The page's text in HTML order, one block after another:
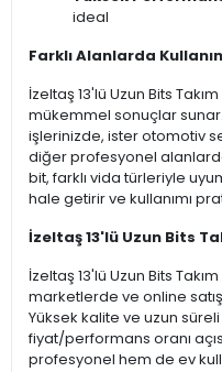
ideal
Farklı Alanlarda
İzeltaş 13'lü Uzun Bits
mükemmel sonuçlar
işlerinizde, ister otomotiv
diğer profesyonel
bit, farklı vida türleriyle
hale getirir ve kullanımı
İzeltaş 13'lü Uzun Bits
İzeltaş 13'lü Uzun Bits
marketlerde ve online
Yüksek kalite ve uzun
fiyat/performans oranı
profesyonel hem de ev